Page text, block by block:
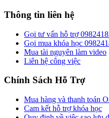
Thông tin liên hệ
Gọi tư vấn hỗ trợ
Gọi mua khóa học
Mua tài nguyên làm video
Liên hệ công việc
Chính Sách Hỗ Trợ
Mua hàng và thanh toán
Cam kết hỗ trợ khóa học